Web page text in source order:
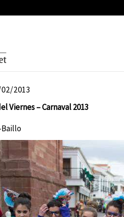
2013
Viernes – Carnaval 2013
Baillo